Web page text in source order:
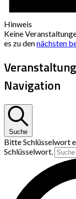
Hinweis
Keine
es zu dennächsten
Navigation
Suche
Bitte Schlüsselwort
Schlüsselwort.